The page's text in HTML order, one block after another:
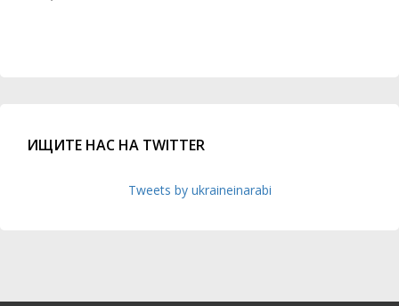
ИЩИТЕ НАС НА TWITTER
Tweets by ukraineinarabi